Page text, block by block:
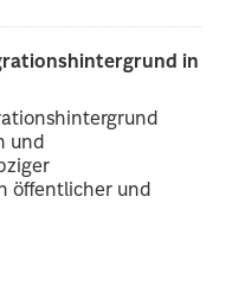
in
und
öffentlicher und